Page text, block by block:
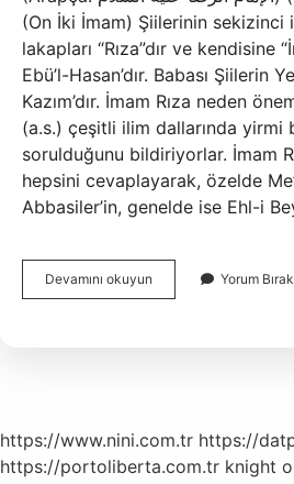
(On İki İmam) Şiilerinin sekizinci
lakapları “Rıza”dır ve kendisine
Ebü’l-Hasan’dır. Babası Şiilerin
Kazım’dır. İmam Rıza neden
(a.s.) çeşitli ilim dallarında yirmi
sorulduğunu bildiriyorlar. İmam
hepsini cevaplayarak, özelde
Abbasiler’in, genelde ise Ehl-i
Devamını okuyun
Rıza
Yorum Bırak
https://www.nini.com.tr https://
https://portoliberta.com.tr knight